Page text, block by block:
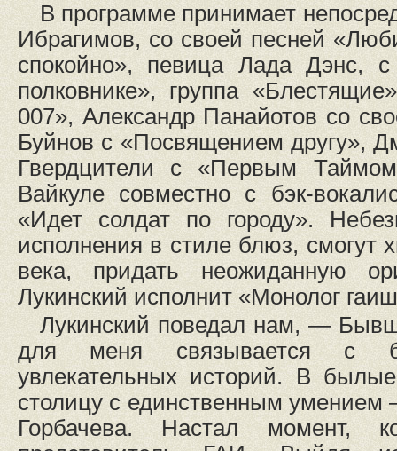
В программе принимает
Ибрагимов, со своей песней
спокойно», певица Лада Дэнс,
полковнике», группа
007», Александр Панайотов со
Буйнов с «Посвящением другу»,
Гвердцители с «Первым
Вайкуле совместно с бэк-
«Идет солдат по городу».
исполнения в стиле блюз, смогут
века, придать неожиданную
Лукинский исполнит «Монолог
Лукинский поведал нам, —
для меня связывается с
увлекательных историй. В
столицу с единственным умением
Горбачева. Настал момент,